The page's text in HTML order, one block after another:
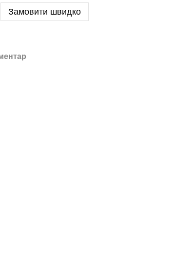
Замовити швидко